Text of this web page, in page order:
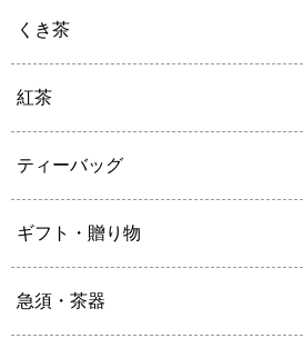
くき茶
紅茶
ティーバッグ
ギフト・贈り物
急須・茶器